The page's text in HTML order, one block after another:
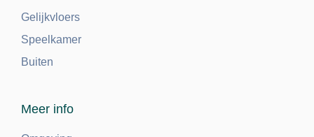
Gelijkvloers
Speelkamer
Buiten
Meer info